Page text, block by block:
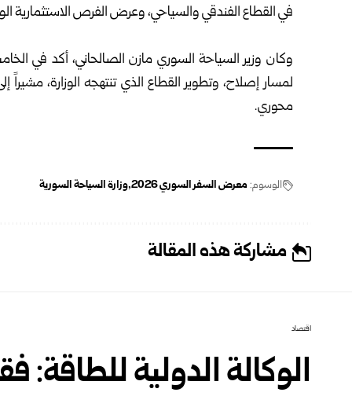
في القطاع الفندقي والسياحي، وعرض الفرص الاستثمارية
‏وكان وزير السياحة السوري مازن الصالحاني، أكد في
لمسار إصلاح، وتطوير القطاع الذي تنتهجه الوزارة،
محوري.
الوسوم: معرض السفر السوري 2026 وزارة السياحة السورية
مشاركة هذه المقالة
اقتصاد